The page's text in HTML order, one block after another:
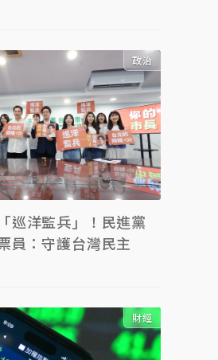
政治
巡洋監兵」！民進黨
員：守護台灣民主
財經